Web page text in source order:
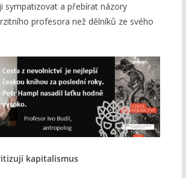
sympatizovat a přebírat názory
profesora než dělníků ze svého
kapitalismus